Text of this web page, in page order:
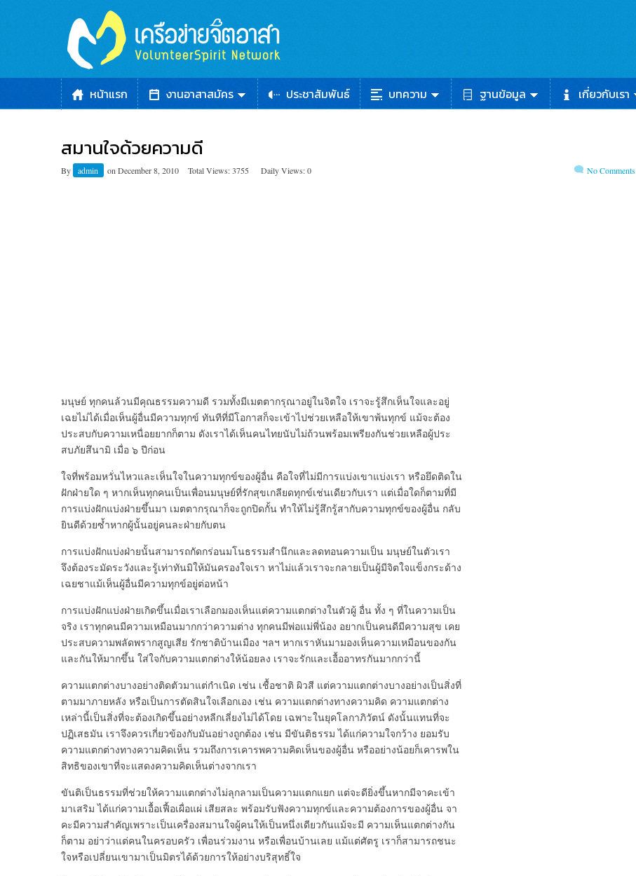
หน้าแรก งานอาสาสมัคร ประชาสัมพันธ์ บทความ ฐานข้อมูล เกี่ยวกับเรา
สมานใจด้วยความดี
By admin on December 8, 2010 Total Views: 3755 Daily Views: 0 No Comments
มนุษย์ ทุกคนล้วนมีคุณธรรมความดี รวมทั้งมีเมตตากรุณาอยู่ในจิตใจ เราจะรู้สึกเห็นใจและอยู่
เฉยไม่ได้เมื่อเห็นผู้อื่นมีความทุกข์ ทันทีที่มีโอกาสก็จะเข้าไปช่วยเหลือให้เขาพ้นทุกข์ แม้จะต้อง
ประสบกับความเหนื่อยยากก็ตาม ดังเราได้เห็นคนไทยนับไม่ถ้วนพร้อมเพรียงกันช่วยเหลือผู้ประ
สบภัยสึนามิ เมื่อ ๖ ปีก่อน
ใจที่พร้อมหวั่นไหวและเห็นใจในความทุกข์ของผู้อื่น คือใจที่ไม่มีการแบ่งเขาแบ่งเรา หรือยึดติดใน
ฝักฝ่ายใด ๆ หากเห็นทุกคนเป็นเพื่อนมนุษย์ที่รักสุขเกลียดทุกข์เช่นเดียวกับเรา แต่เมื่อใดก็ตามที่มี
การแบ่งฝักแบ่งฝ่ายขึ้นมา เมตตากรุณาก็จะถูกปิดกั้น ทำให้ไม่รู้สึกรู้สากับความทุกข์ของผู้อื่น กลับ
ยินดีด้วยซ้ำหากผู้นั้นอยู่คนละฝ่ายกับตน
การแบ่งฝักแบ่งฝ่ายนั้นสามารถกัดกร่อนมโนธรรมสำนึกและลดทอนความเป็น มนุษย์ในตัวเรา
จึงต้องระมัดระวังและรู้เท่าทันมิให้มันครองใจเรา หาไม่แล้วเราจะกลายเป็นผู้มีจิตใจแข็งกระด้าง
เฉยชาแม้เห็นผู้อื่นมีความทุกข์อยู่ต่อหน้า
การแบ่งฝักแบ่งฝ่ายเกิดขึ้นเมื่อเราเลือกมองเห็นแต่ความแตกต่างในตัวผู้ อื่น ทั้ง ๆ ที่ในความเป็น
จริง เราทุกคนมีความเหมือนมากกว่าความต่าง ทุกคนมีพ่อแม่พี่น้อง อยากเป็นคนดีมีความสุข เคย
ประสบความพลัดพรากสูญเสีย รักชาติบ้านเมือง ฯลฯ หากเราหันมามองเห็นความเหมือนของกัน
และกันให้มากขึ้น ใส่ใจกับความแตกต่างให้น้อยลง เราจะรักและเอื้ออาทรกันมากกว่านี้
ความแตกต่างบางอย่างติดตัวมาแต่กำเนิด เช่น เชื้อชาติ ผิวสี แต่ความแตกต่างบางอย่างเป็นสิ่งที่
ตามมาภายหลัง หรือเป็นการตัดสินใจเลือกเอง เช่น ความแตกต่างทางความคิด ความแตกต่าง
เหล่านี้เป็นสิ่งที่จะต้องเกิดขึ้นอย่างหลีกเลี่ยงไม่ได้โดย เฉพาะในยุคโลกาภิวัตน์ ดังนั้นแทนที่จะ
ปฏิเสธมัน เราจึงควรเกี่ยวข้องกับมันอย่างถูกต้อง เช่น มีขันติธรรม ได้แก่ความใจกว้าง ยอมรับ
ความแตกต่างทางความคิดเห็น รวมถึงการเคารพความคิดเห็นของผู้อื่น หรืออย่างน้อยก็เคารพใน
สิทธิของเขาที่จะแสดงความคิดเห็นต่างจากเรา
ขันติเป็นธรรมที่ช่วยให้ความแตกต่างไม่ลุกลามเป็นความแตกแยก แต่จะดียิ่งขึ้นหากมีจาคะเข้า
มาเสริม ได้แก่ความเอื้อเฟื้อเผื่อแผ่ เสียสละ พร้อมรับฟังความทุกข์และความต้องการของผู้อื่น จา
คะมีความสำคัญเพราะเป็นเครื่องสมานใจผู้คนให้เป็นหนึ่งเดียวกันแม้จะมี ความเห็นแตกต่างกัน
ก็ตาม อย่าว่าแต่คนในครอบครัว เพื่อนร่วมงาน หรือเพื่อนบ้านเลย แม้แต่ศัตรู เราก็สามารถชนะ
ใจหรือเปลี่ยนเขามาเป็นมิตรได้ด้วยการให้อย่างบริสุทธิ์ใจ